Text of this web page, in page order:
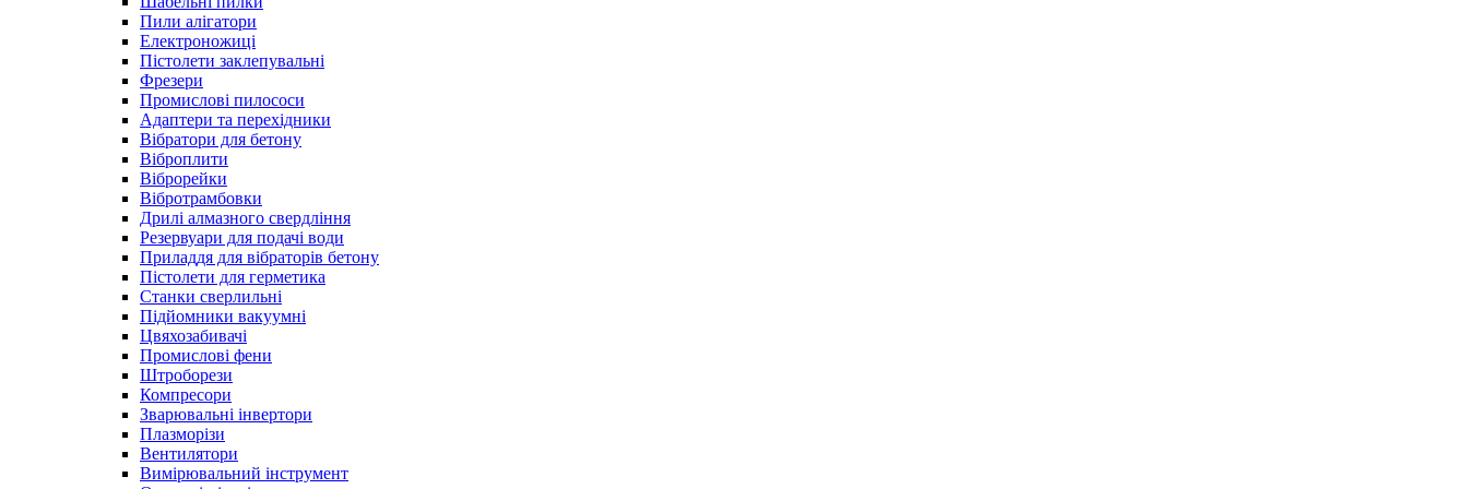
Пили алігатори
Електроножиці
Пістолети заклепувальні
Фрезери
Промислові пилососи
Адаптери та перехідники
Вібратори для бетону
Віброплити
Віброрейки
Вібротрамбовки
Дрилі алмазного свердління
Резервуари для подачі води
Приладдя для вібраторів бетону
Пістолети для герметика
Станки сверлильні
Підйомники вакуумні
Цвяхозабивачі
Промислові фени
Штроборези
Компресори
Зварювальні інвертори
Плазморізи
Вентилятори
Вимірювальний інструмент